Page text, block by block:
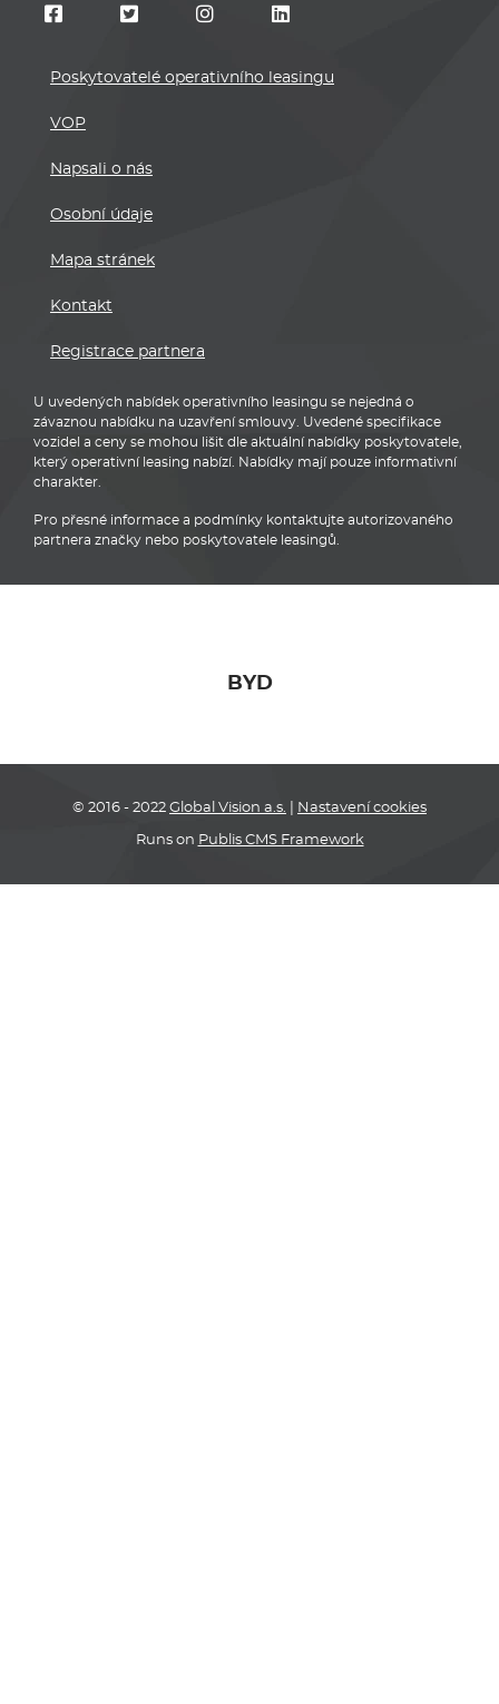
Poskytovatelé operativního leasingu
VOP
Napsali o nás
Osobní údaje
Mapa stránek
Kontakt
Registrace partnera
U uvedených nabídek operativního leasingu se nejedná o
závaznou nabídku na uzavření smlouvy. Uvedené specifikace
vozidel a ceny se mohou lišit dle aktuální nabídky poskytovatele,
který operativní leasing nabízí. Nabídky mají pouze informativní
charakter.
Pro přesné informace a podmínky kontaktujte autorizovaného
partnera značky nebo poskytovatele leasingů.
BYD
© 2016 - 2022 Global Vision a.s. Nastavení cookies
Runs on Publis CMS Framework